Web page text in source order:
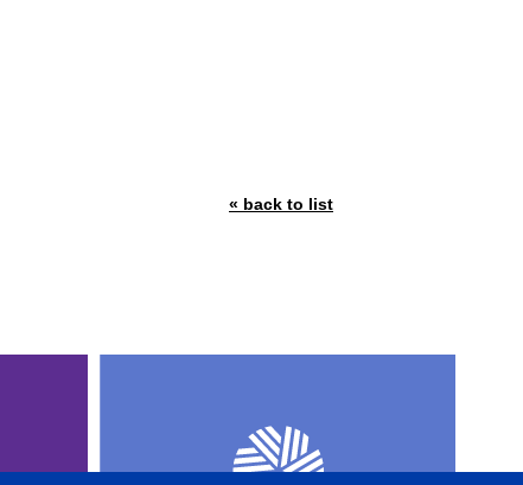
« back to list